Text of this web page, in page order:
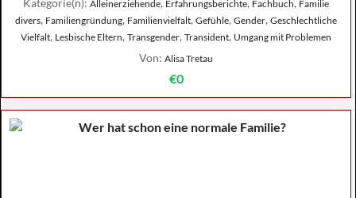
Kategorie(n): Alleinerziehende, Erfahrungsberichte, Fachbuch, Familie
divers, Familiengründung, Familienvielfalt, Gefühle, Gender, Geschlechtliche
Vielfalt, Lesbische Eltern, Transgender, Transident, Umgang mit Problemen
Von: Alisa Tretau
€0